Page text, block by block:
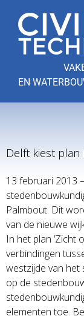
naar
inhoud
EN
Delft kiest
13 februari 2013
Palmbout. Dit
van de nieuwe
In het plan ‘Zicht
verbindingen
westzijde van het
op de
elementen toe.